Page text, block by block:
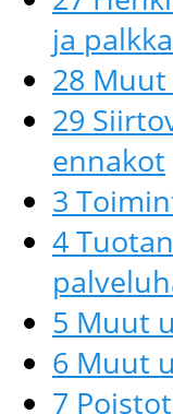
ja
28
29
ennakot
3
4
5 Muut
6 Muut
7